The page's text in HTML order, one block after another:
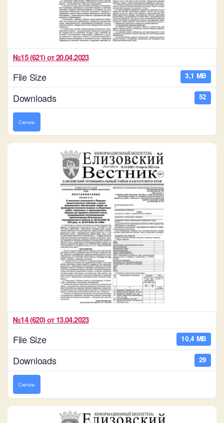
№15 (621) от 20.04.2023
File Size 3,1 MB
Downloads 52
Скачать
№14 (620) от 13.04.2023
File Size 10,4 MB
Downloads 29
Скачать